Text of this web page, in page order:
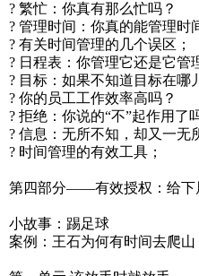
? 繁忙：你真有那么忙吗？
? 管理时间：你真的能管理时
? 有关时间管理的几个误区；
? 日程表：你管理它还是它管
? 目标：如果不知道目标在哪
? 你的员工工作效率高吗？
? 拒绝：你说的“不”起作用了
? 信息：无所不知，却又一无
? 时间管理的有效工具；
第四部分——有效授权：给下
小故事：踢足球
案例：王石为何有时间去爬山